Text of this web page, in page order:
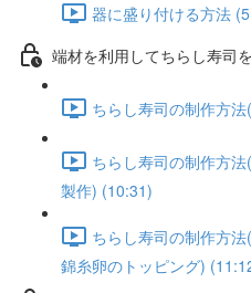
器に盛り付ける方法
端材を利用してちらし寿司
ちらし寿司の制作方
ちらし寿司の制作方
製作) (10:31)
ちらし寿司の制作方法
錦糸卵のトッピング)